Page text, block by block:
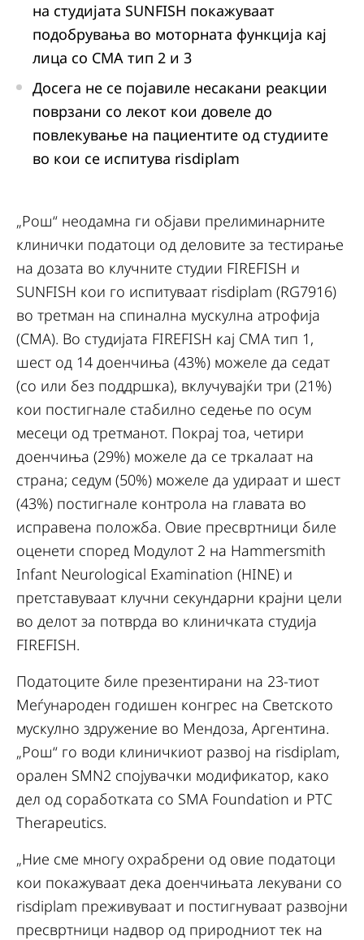
на студијата SUNFISH покажуваат
подобрувања во моторната функција кај
лица со СМА тип 2 и 3
Досега не се појавиле несакани реакции
поврзани со лекот кои довеле до
повлекување на пациентите од студиите
во кои се испитува risdiplam
„Рош“ неодамна ги објави прелиминарните
клинички податоци од деловите за тестирање
на дозата во клучните студии FIREFISH и
SUNFISH кои го испитуваат risdiplam (RG7916)
во третман на спинална мускулна атрофија
(СМА). Во студијата FIREFISH кај СМА тип 1,
шест од 14 доенчиња (43%) можеле да седат
(со или без поддршка), вклучувајќи три (21%)
кои постигнале стабилно седење по осум
месеци од третманот. Покрај тоа, четири
доенчиња (29%) можеле да се тркалаат на
страна; седум (50%) можеле да удираат и шест
(43%) постигнале контрола на главата во
исправена положба. Овие пресвртници биле
оценети според Модулот 2 на Hammersmith
Infant Neurological Examination (HINE) и
претставуваат клучни секундарни крајни цели
во делот за потврда во клиничката студија
FIREFISH.
Податоците биле презентирани на 23-тиот
Меѓународен годишен конгрес на Светското
мускулно здружение во Мендоза, Аргентина.
„Рош“ го води клиничкиот развој на risdiplam,
орален SMN2 спојувачки модификатор, како
дел од соработката со SMA Foundation и PTC
Therapeutics.
„Ние сме многу охрабрени од овие податоци
кои покажуваат дека доенчињата лекувани со
risdiplam преживуваат и постигнуваат развојни
пресвртници надвор од природниот тек на